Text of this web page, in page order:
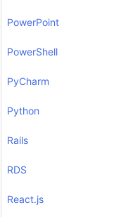
PowerPoint
PowerShell
PyCharm
Python
Rails
RDS
React.js